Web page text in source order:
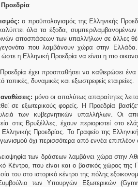
ο προϋπολογισμός της Ελληνικής
όλα τα έξοδα,
αποσπάσεων των υπαλλήλων σε άλλες
που λαμβάνουν χώρα στην Ελλάδα.
η Ελληνική Προεδρία να είναι η πιο
έχει προσπαθήσει να καθιερώσει
τοπικές, δυναμικές και εξωστρεφείς εταιρείες.
μόνο οι απολύτως απαραίτητες
σε εξωτερικούς φορείς. Η Προεδρία
των κυβερνητικών υπαλλήλων. Οι
στις Βρυξέλλες, έχουν περιοριστεί στο
Ελληνικής Προεδρίας. Το Γραφείο της
όχι περισσότερα από εννέα
των δράσεων λαμβάνει χώρα στην
Κέντρο, που είναι και ο βασικός χώρος της
του στο ιστορικό κέντρο της πόλης
των Υπουργών Εξωτερικών